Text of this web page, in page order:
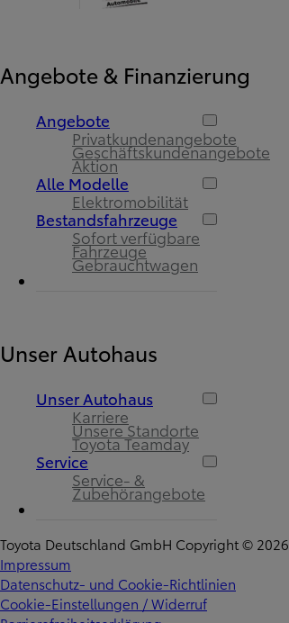
Angebote & Finanzierung
Angebote
Privatkundenangebote
Geschäftskundenangebote
Aktion
Alle Modelle
Elektromobilität
Bestandsfahrzeuge
Sofort verfügbare
Fahrzeuge
Gebrauchtwagen
Unser Autohaus
Unser Autohaus
Karriere
Unsere Standorte
Toyota Teamday
Service
Service- &
Zubehörangebote
Toyota Deutschland GmbH Copyright © 2026
Impressum
Datenschutz- und Cookie-Richtlinien
Cookie-Einstellungen / Widerruf